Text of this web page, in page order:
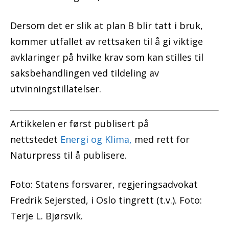
Dersom det er slik at plan B blir tatt i bruk,
kommer utfallet av rettsaken til å gi viktige
avklaringer på hvilke krav som kan stilles til
saksbehandlingen ved tildeling av
utvinningstillatelser.
Artikkelen er først publisert på
nettstedet Energi og Klima, med rett for
Naturpress til å publisere.
Foto: Statens forsvarer, regjeringsadvokat
Fredrik Sejersted, i Oslo tingrett (t.v.). Foto:
Terje L. Bjørsvik.